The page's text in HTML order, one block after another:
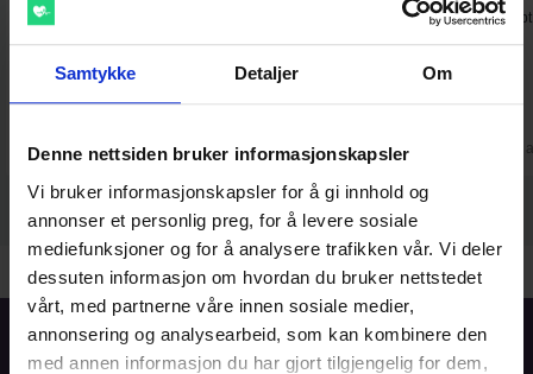
Samtykke Detaljer Om
Denne nettsiden bruker informasjonskapsler
Vi bruker informasjonskapsler for å gi innhold og
annonser et personlig preg, for å levere sosiale
mediefunksjoner og for å analysere trafikken vår. Vi deler
dessuten informasjon om hvordan du bruker nettstedet
vårt, med partnerne våre innen sosiale medier,
annonsering og analysearbeid, som kan kombinere den
med annen informasjon du har gjort tilgjengelig for dem,
Fin og oversiktlig nettside, lett å
Christel 2. aug
Fantastisk. Gikk raskt å få
Wenche 1.
Forside